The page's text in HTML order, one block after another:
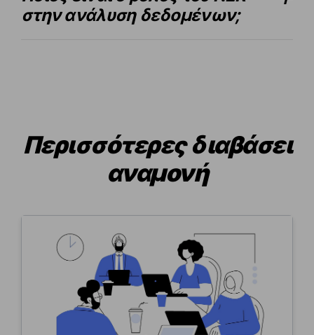
στην ανάλυση δεδομένων;
Περισσότερες διαβάσει
αναμονή